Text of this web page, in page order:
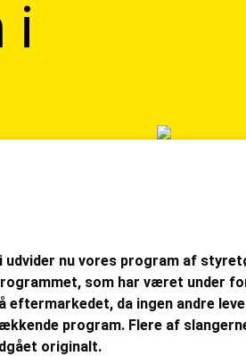
i
udvider nu vores program af
som har været under
eftermarkedet, da ingen andre
program. Flere af
originalt.